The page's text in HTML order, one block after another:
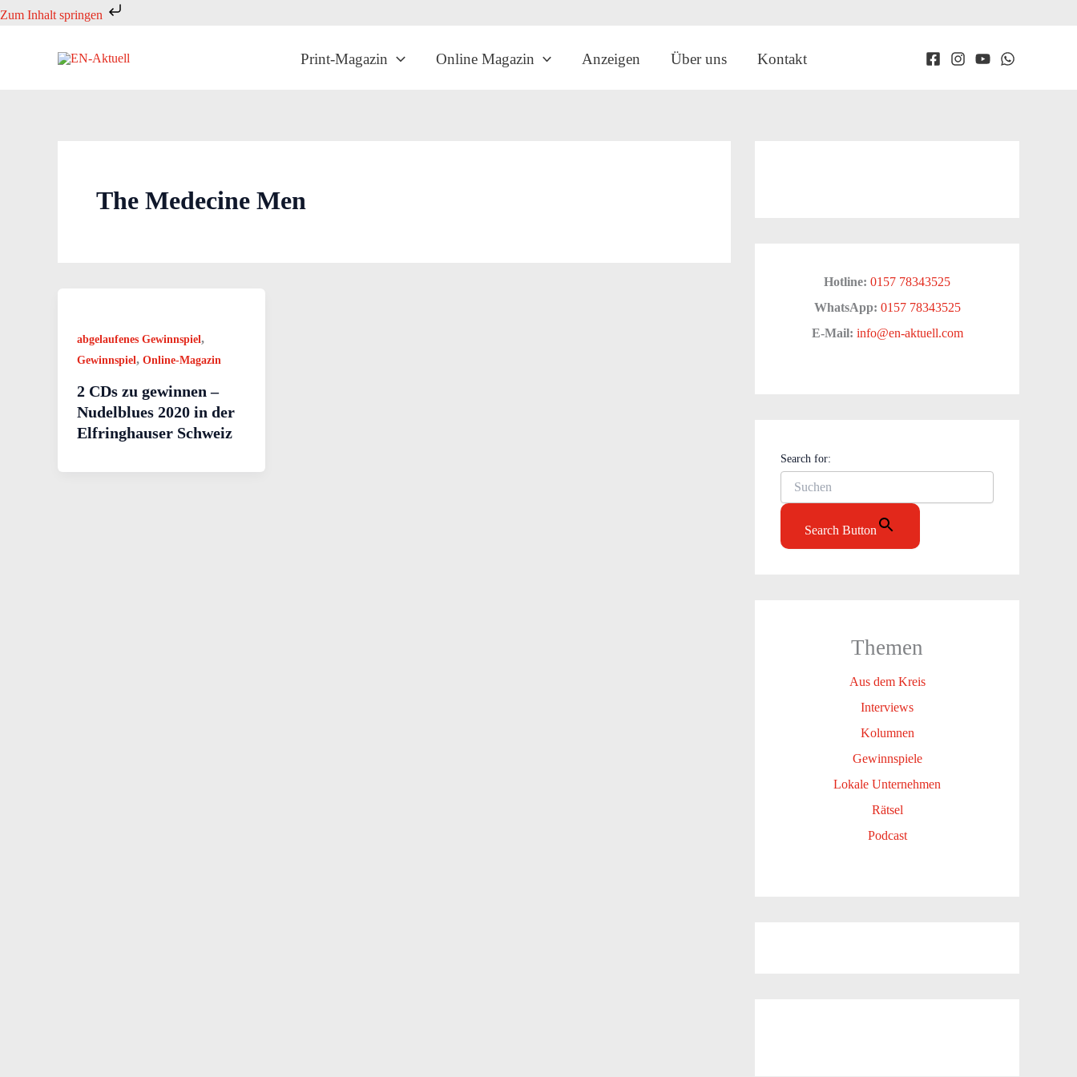
Zum Inhalt springen
Zum
Print-Magazin Online Magazin Anzeigen Über uns Kontakt
The Medecine Men
abgelaufenes Gewinnspiel,
Gewinnspiel, Online-Magazin
2 CDs zu gewinnen –
Nudelblues 2020 in der
Elfringhauser Schweiz
Hotline: 0157 78343525
WhatsApp: 0157 78343525
E-Mail: info@en-aktuell.com
Search for:
Search Button
Themen
Aus dem Kreis
Interviews
Kolumnen
Gewinnspiele
Lokale Unternehmen
Rätsel
Podcast